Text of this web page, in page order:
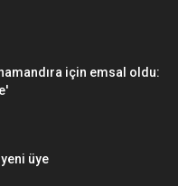
için emsal oldu:
üye